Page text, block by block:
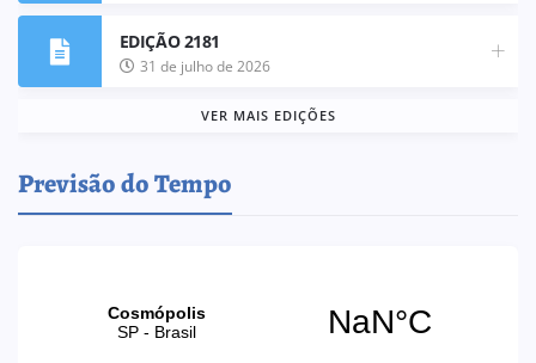
EDIÇÃO 2181
31 de julho de 2026
VER MAIS EDIÇÕES
Previsão do Tempo